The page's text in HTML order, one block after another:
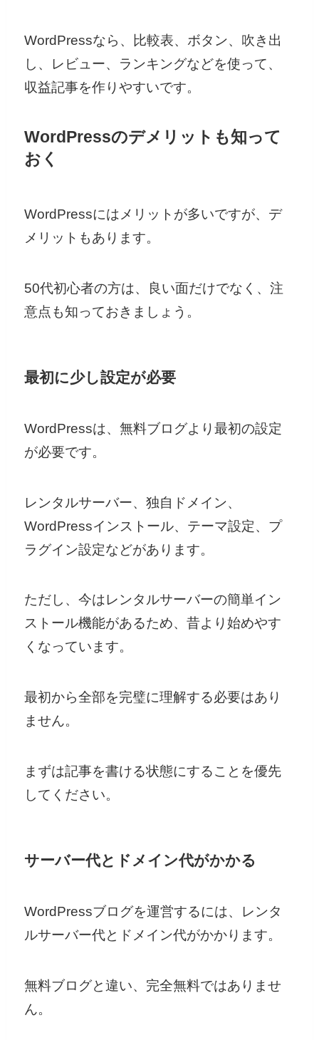
WordPressなら、比較表、ボタン、吹き出
し、レビュー、ランキングなどを使って、
収益記事を作りやすいです。
WordPressのデメリットも知って
おく
WordPressにはメリットが多いですが、デ
メリットもあります。
50代初心者の方は、良い面だけでなく、注
意点も知っておきましょう。
最初に少し設定が必要
WordPressは、無料ブログより最初の設定
が必要です。
レンタルサーバー、独自ドメイン、
WordPressインストール、テーマ設定、プ
ラグイン設定などがあります。
ただし、今はレンタルサーバーの簡単イン
ストール機能があるため、昔より始めやす
くなっています。
最初から全部を完璧に理解する必要はあり
ません。
まずは記事を書ける状態にすることを優先
してください。
サーバー代とドメイン代がかかる
WordPressブログを運営するには、レンタ
ルサーバー代とドメイン代がかかります。
無料ブログと違い、完全無料ではありませ
ん。